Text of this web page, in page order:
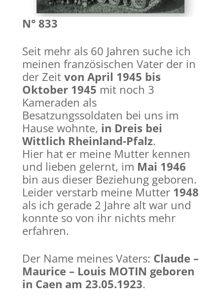
Claude-Maurice-Louis MOTIN und seine Kameraden
N° 833
Seit mehr als 60 Jahren suche ich
meinen französischen Vater der in
der Zeit von April 1945 bis
Oktober 1945 mit noch 3
Kameraden als
Besatzungssoldaten bei uns im
Hause wohnte, in Dreis bei
Wittlich Rheinland-Pfalz.
Hier hat er meine Mutter kennen
und lieben gelernt, im Mai 1946
bin aus dieser Beziehung geboren.
Leider verstarb meine Mutter1948
als ich gerade 2 Jahre alt war und
konnte so von ihr nichts mehr
erfahren.
Der Name meines Vaters: Claude –
Maurice – Louis MOTIN geboren
in Caen am 23.05.1923.